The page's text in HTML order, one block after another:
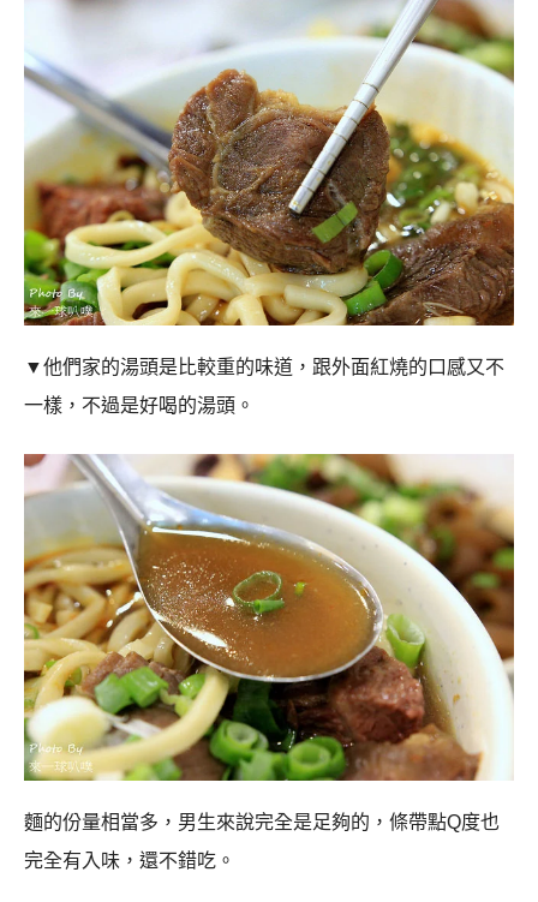
▼他們家的湯頭是比較重的味道，跟外面紅燒的口感又不
一樣，不過是好喝的湯頭。
麵的份量相當多，男生來說完全是足夠的，條帶點Q度也
完全有入味，還不錯吃。